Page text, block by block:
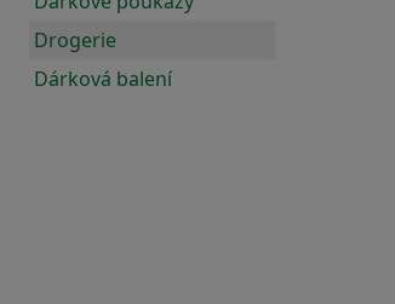
Drogerie
Dárková balení